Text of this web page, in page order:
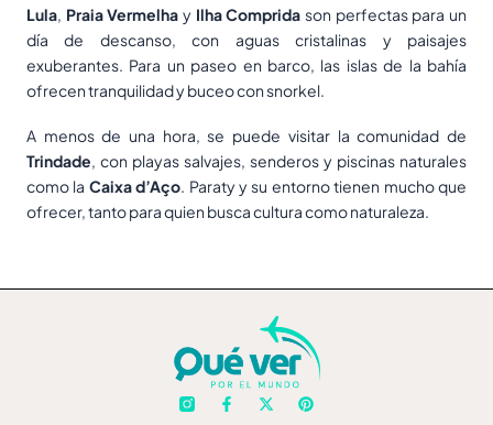
Lula, Praia Vermelha y Ilha Comprida son perfectas para un
día de descanso, con aguas cristalinas y paisajes
exuberantes. Para un paseo en barco, las islas de la bahía
ofrecen tranquilidad y buceo con snorkel.
A menos de una hora, se puede visitar la comunidad de
Trindade, con playas salvajes, senderos y piscinas naturales
como la Caixa d’Aço. Paraty y su entorno tienen mucho que
ofrecer, tanto para quien busca cultura como naturaleza.
F
a
X
-
P
i